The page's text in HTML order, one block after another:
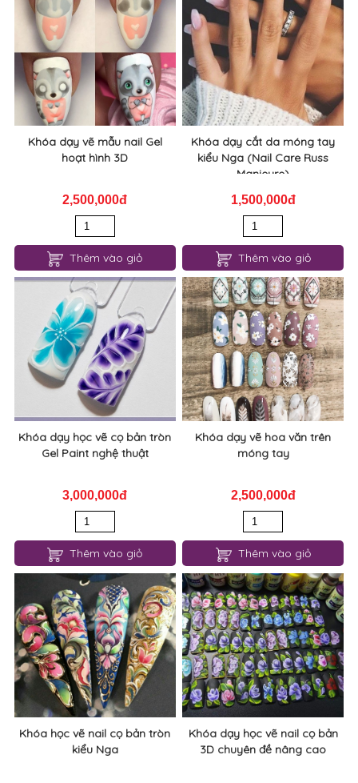
Khóa dạy vẽ mẫu nail Gel
hoạt hình 3D
2,500,000đ
Thêm vào giỏ
Khóa dạy cắt da móng tay
kiểu Nga (Nail Care Russ
Manieure)
1,500,000đ
Thêm vào giỏ
Khóa dạy học vẽ cọ bản tròn
Gel Paint nghệ thuật
3,000,000đ
Thêm vào giỏ
Khóa dạy vẽ hoa văn trên
móng tay
2,500,000đ
Thêm vào giỏ
Khóa học vẽ nail cọ bản tròn
kiểu Nga
Khóa dạy học vẽ nail cọ bản
3D chuyên đề nâng cao